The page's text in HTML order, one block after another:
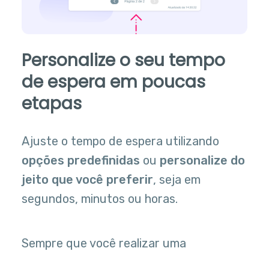
Personalize o seu tempo
de espera em poucas
etapas
Ajuste o tempo de espera utilizando
opções predefinidas ou personalize do
jeito que você preferir, seja em
segundos, minutos ou horas.
Sempre que você realizar uma